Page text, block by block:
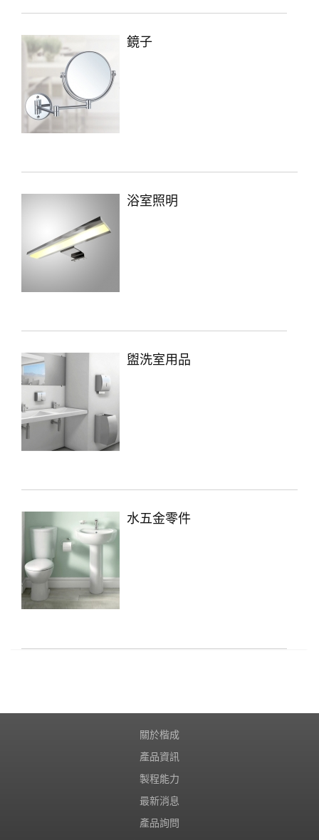
鏡子
浴室照明
盥洗室用品
水五金零件
關於楷成
產品資訊
製程能力
最新消息
產品詢問